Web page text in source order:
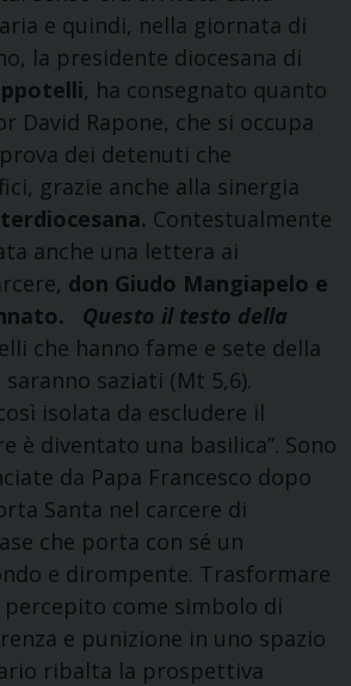
e quindi, nella giornata di
la presidente diocesana di
, ha consegnato quanto
David Rapone, che si occupa
dei detenuti che
grazie anche alla sinergia
Contestualmente
anche una lettera ai
don Giudo Mangiapelo e
Questo il testo della
che hanno fame e sete della
saziati (Mt 5,6).
isolata da escludere il
è diventato una basilica”. Sono
da Papa Francesco dopo
Santa nel carcere di
che porta con sé un
e dirompente. Trasformare
come simbolo di
e punizione in uno spazio
ribalta la prospettiva